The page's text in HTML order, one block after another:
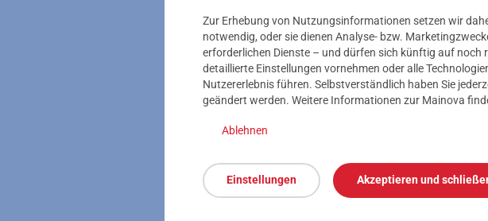
Zur Erhebung von Nutzungsinformationen setzen wir
notwendig, oder sie dienen Analyse- bzw.
erforderlichen Dienste – und dürfen sich künftig auf noch
detaillierte Einstellungen vornehmen oder alle
Nutzererlebnis führen. Selbstverständlich haben Sie
geändert werden. Weitere Informationen zur Mainova
Ablehnen
Einstellungen Akzeptieren und
Sie möchten mehr zu unserem
einfach persönlich und lassen Sie sich von
In unserem Kraftwerksflyer haben wir Ihnen
zusammengefasst.